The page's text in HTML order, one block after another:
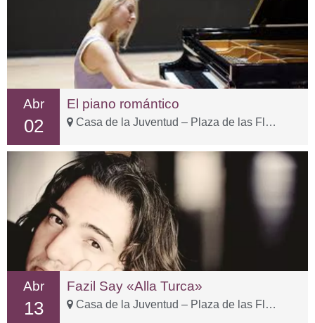
Abr
02
El piano romántico
Casa de la Juventud – Plaza de las Flores, 15
Abr
13
Fazil Say «Alla Turca»
Casa de la Juventud – Plaza de las Flores, 15